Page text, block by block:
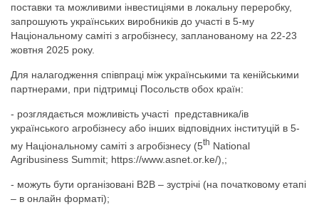
поставки та можливими інвестиціями в локальну переробку,
запрошують українських виробників до участі в 5-му
Національному саміті з агробізнесу, запланованому на 22-23
жовтня 2025 року.
Для налагодження співпраці між українськими та кенійськими
партнерами, при підтримці Посольств обох країн:
- розглядається можливість участі представника/ів
українського агробізнесу або інших відповідних інституцій в 5-
му Національному саміті з агробізнесу (5th National
Agribusiness Summit; https://www.asnet.or.ke/),;
- можуть бути організовані В2В – зустрічі (на початковому етапі
– в онлайн форматі);